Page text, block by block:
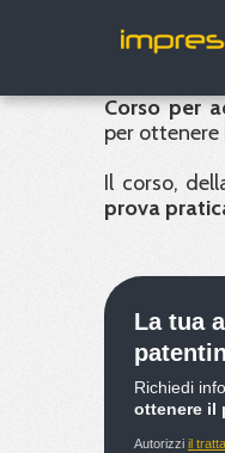
Corso per
per ottenere
Il corso,
prova
La tua
Richiedi
ottenere il
Autorizzi il